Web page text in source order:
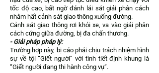
tốc độ cao, bất ngờ đánh lái sát giải phân cách
nhằm hất cảnh sát giao thông xuống đường.
Cảnh sát giao thông rơi khỏi xe, va vào giải phân
cách cứng giữa đường, bị đa chấn thương.
- Giải pháp pháp lý:
Trường hợp này, bị cáo phải chịu trách nhiệm hình
sự về tội “Giết người” với tình tiết định khung là
“Giết người đang thi hành công vụ”.